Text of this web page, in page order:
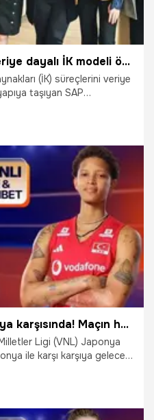
Demirören Medya'nın veriye dayalı İK modeli örnek oldu
(İK) süreçlerini veriye
taşıyan SAP
tüm insan kaynakları
bir araya getiren proje,
önemli bir kilometre
Filenin Sultanları, Japonya karşısında! Maçın heyecanı canlı yayın ile Misli'de
Ligi (VNL) Japonya
ile karşı karşıya gelecek.